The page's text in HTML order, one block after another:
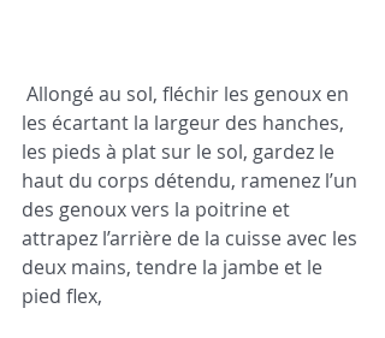
les écartant la largeur des hanches,
les pieds à plat sur le sol, gardez le
haut du corps détendu, ramenez l’un
des genoux vers la poitrine et
attrapez l’arrière de la cuisse avec les
deux mains, tendre la jambe et le
pied flex,